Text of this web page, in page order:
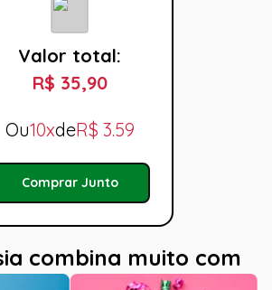
Valor total:
R$ 35,90
Ou10xdeR$ 3.59
Comprar Junto
combina muito com